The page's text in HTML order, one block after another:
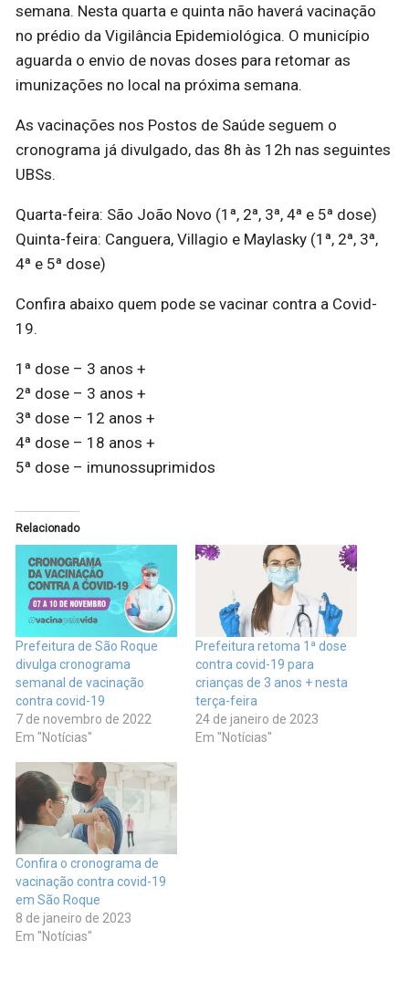
semana. Nesta quarta e quinta não haverá vacinação
no prédio da Vigilância Epidemiológica. O município
aguarda o envio de novas doses para retomar as
imunizações no local na próxima semana.
As vacinações nos Postos de Saúde seguem o
cronograma já divulgado, das 8h às 12h nas seguintes
UBSs.
Quarta-feira: São João Novo (1ª, 2ª, 3ª, 4ª e 5ª dose)
Quinta-feira: Canguera, Villagio e Maylasky (1ª, 2ª, 3ª,
4ª e 5ª dose)
Confira abaixo quem pode se vacinar contra a Covid-
19.
1ª dose – 3 anos +
2ª dose – 3 anos +
3ª dose – 12 anos +
4ª dose – 18 anos +
5ª dose – imunossuprimidos
Relacionado
Prefeitura de São Roque
divulga cronograma
semanal de vacinação
contra covid-19
7 de novembro de 2022
Em "Notícias"
Prefeitura retoma 1ª dose
contra covid-19 para
crianças de 3 anos + nesta
terça-feira
24 de janeiro de 2023
Em "Notícias"
Confira o cronograma de
vacinação contra covid-19
em São Roque
8 de janeiro de 2023
Em "Notícias"